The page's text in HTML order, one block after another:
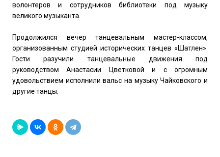
волонтеров и сотрудников библиотеки под музыку
великого музыканта.
Продолжился вечер танцевальным мастер-классом,
организованным студией исторических танцев «Шатлен».
Гости разучили танцевальные движения под
руководством Анастасии Цветковой и с огромным
удовольствием исполнили вальс на музыку Чайковского и
другие танцы.